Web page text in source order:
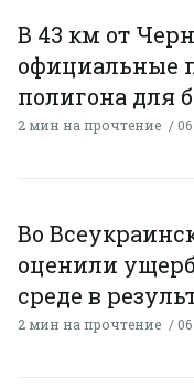
В 43 км от
официальные
полигона для
2 мин на прочтение
Во
оценили
среде в
2 мин на прочтение